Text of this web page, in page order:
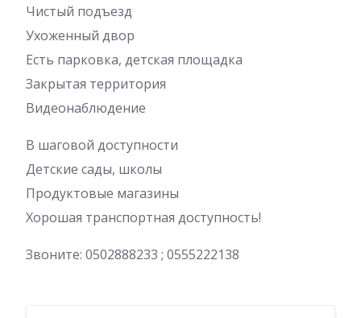
Чистый подъезд
Ухоженный двор
Есть парковка, детская площадка
Закрытая территория
Видеонаблюдение
В шаговой доступности
Детские сады, школы
Продуктовые магазины
Хорошая транспортная доступность!
Звоните: 0502888233 ; 0555222138